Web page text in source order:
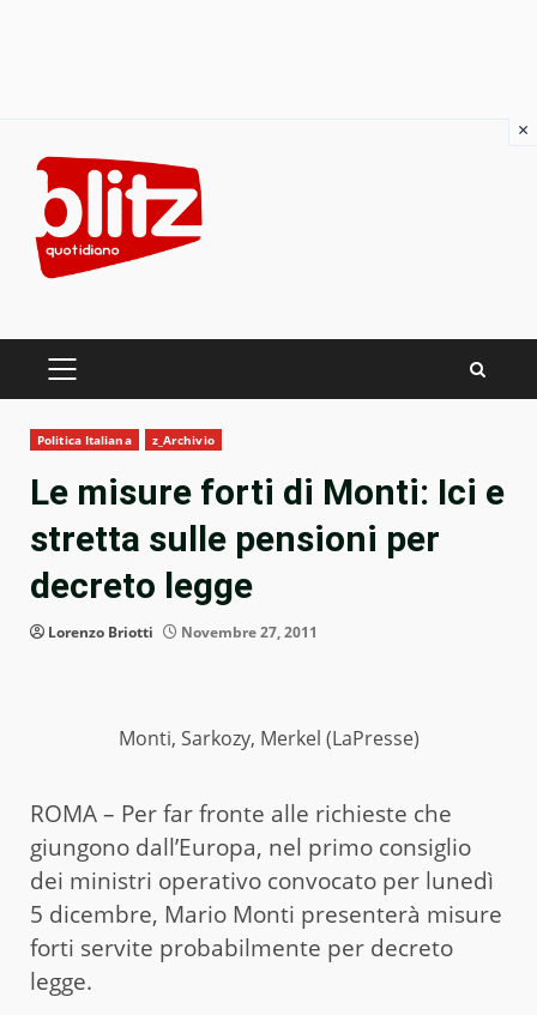
content
PRIMARY
Politica Italiana z_Archivio
Le misure forti di Monti: Ici e
stretta sulle pensioni per
decreto legge
Lorenzo Briotti Novembre 27, 2011
Monti, Sarkozy, Merkel (LaPresse)
ROMA – Per far fronte alle richieste che
giungono dall’Europa, nel primo consiglio
dei ministri operativo convocato per lunedì
5 dicembre, Mario Monti presenterà misure
forti servite probabilmente per decreto
legge.
×